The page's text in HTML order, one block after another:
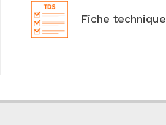
Fiche technique